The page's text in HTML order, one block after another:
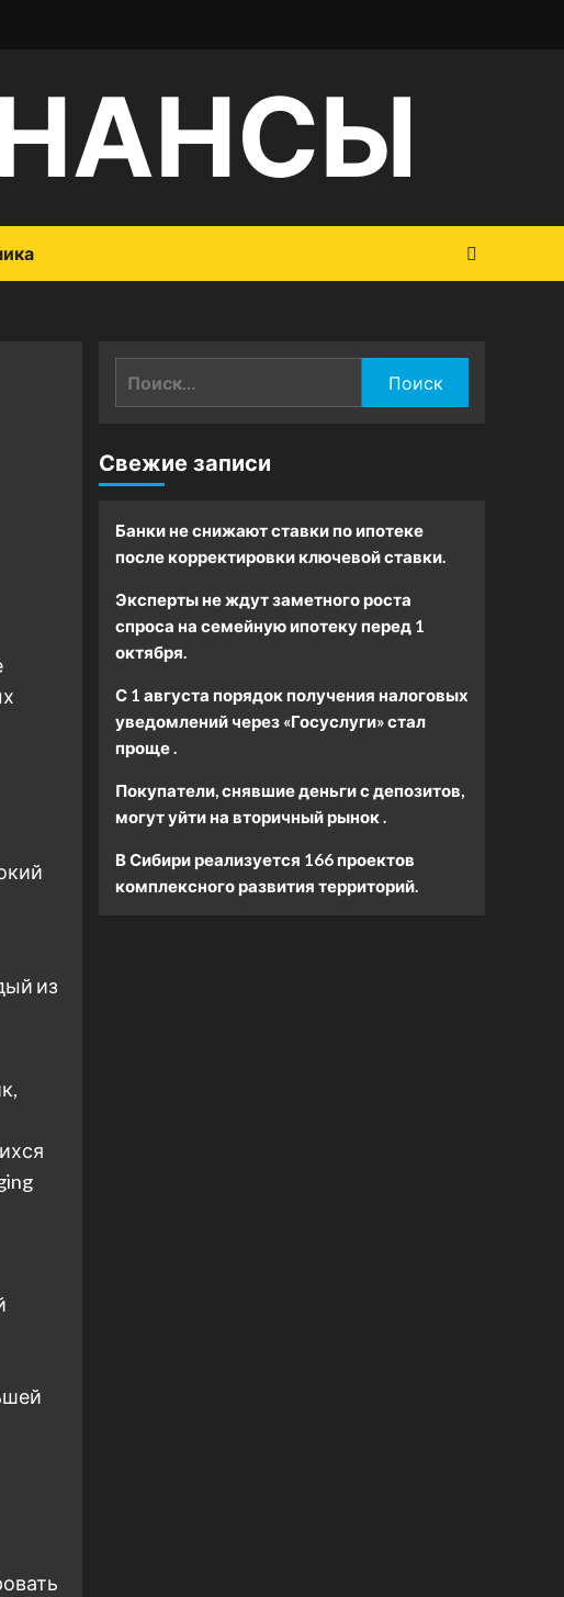
из
Свежие записи
Банки не снижают ставки по ипотеке
после корректировки ключевой ставки.
Эксперты не ждут заметного роста
спроса на семейную ипотеку перед 1
октября.
С 1 августа порядок получения налоговых
уведомлений через «Госуслуги» стал
проще .
Покупатели, снявшие деньги с депозитов,
могут уйти на вторичный рынок .
В Сибири реализуется 166 проектов
комплексного развития территорий.